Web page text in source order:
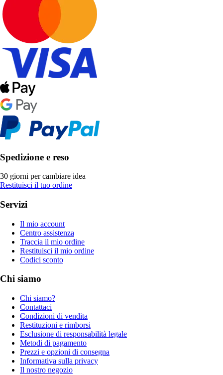
Spedizione e reso
30 giorni per cambiare idea
Restituisci il tuo ordine
Servizi
Il mio account
Centro assistenza
Traccia il mio ordine
Restituisci il mio ordine
Codici sconto
Chi siamo
Chi siamo?
Contattaci
Condizioni di vendita
Restituzioni e rimborsi
Esclusione di responsabilità legale
Metodi di pagamento
Prezzi e opzioni di consegna
Informativa sulla privacy
Il nostro negozio